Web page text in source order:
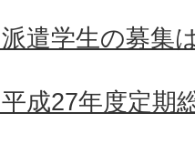
遣学生の募集
成27年度定期